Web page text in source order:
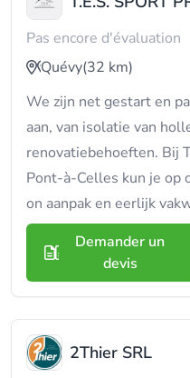
Pas encore d'évaluation
Quévy(32 km)
We zijn net gestart en
aan, van isolatie van
renovatiebehoeften. Bij
Pont-à-Celles kun je op
on aanpak en eerlijk
Demander un
devis
2Thier SRL